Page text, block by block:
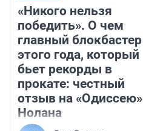
«Никого нельзя
победить». О чем
главный блокбастер
этого года, который
бьет рекорды в
прокате: честный
отзыв на «Одиссею»
Нолана